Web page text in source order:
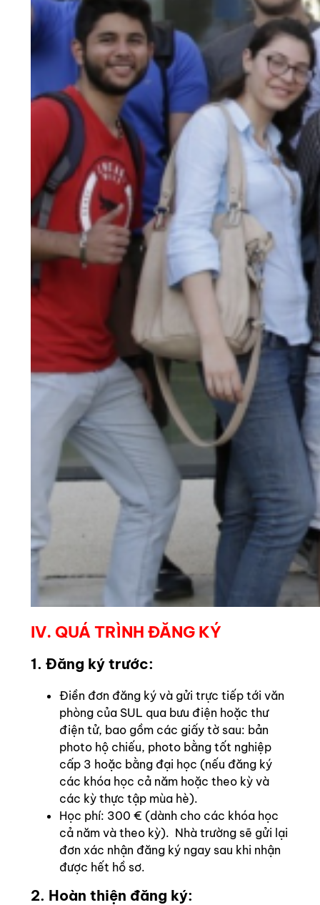
IV. QUÁ TRÌNH ĐĂNG KÝ
1. Đăng ký trước:
Điền đơn đăng ký và gửi trực tiếp tới văn
phòng của SUL qua bưu điện hoặc thư
điện tử, bao gồm các giấy tờ sau: bản
photo hộ chiếu, photo bằng tốt nghiệp
cấp 3 hoặc bằng đại học (nếu đăng ký
các khóa học cả năm hoặc theo kỳ và
các kỳ thực tập mùa hè).
Học phí: 300 € (dành cho các khóa học
cả năm và theo kỳ). Nhà trường sẽ gửi lại
đơn xác nhận đăng ký ngay sau khi nhận
được hết hồ sơ.
2. Hoàn thiện đăng ký: